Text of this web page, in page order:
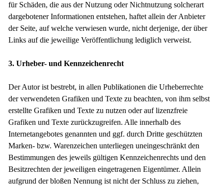
für Schäden, die aus der Nutzung oder Nichtnutzung solcherart
dargebotener Informationen entstehen, haftet allein der Anbieter
der Seite, auf welche verwiesen wurde, nicht derjenige, der über
Links auf die jeweilige Veröffentlichung lediglich verweist.
3. Urheber- und Kennzeichenrecht
Der Autor ist bestrebt, in allen Publikationen die Urheberrechte
der verwendeten Grafiken und Texte zu beachten, von ihm selbst
erstellte Grafiken und Texte zu nutzen oder auf lizenzfreie
Grafiken und Texte zurückzugreifen. Alle innerhalb des
Internetangebotes genannten und ggf. durch Dritte geschützten
Marken- bzw. Warenzeichen unterliegen uneingeschränkt den
Bestimmungen des jeweils gültigen Kennzeichenrechts und den
Besitzrechten der jeweiligen eingetragenen Eigentümer. Allein
aufgrund der bloßen Nennung ist nicht der Schluss zu ziehen,